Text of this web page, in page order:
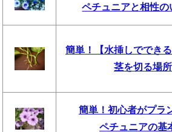
ペチュニアと相性
簡単！【水挿しででき
茎を切る場
簡単！初心者がプラ
ペチュニアの基